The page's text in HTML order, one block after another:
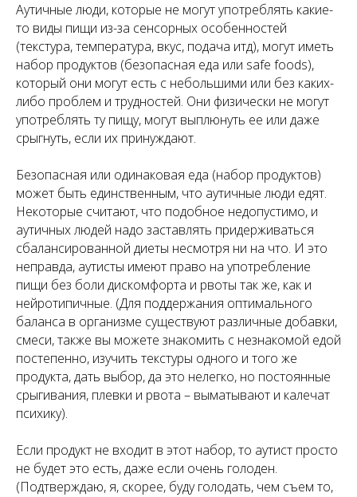
Аутичные люди, которые не могут употреблять какие-
то виды пищи из-за сенсорных особенностей
(текстура, температура, вкус, подача итд), могут иметь
набор продуктов (безопасная еда или safe foods),
который они могут есть с небольшими или без каких-
либо проблем и трудностей. Они физически не могут
употреблять ту пищу, могут выплюнуть ее или даже
срыгнуть, если их принуждают.
Безопасная или одинаковая еда (набор продуктов)
может быть единственным, что аутичные люди едят.
Некоторые считают, что подобное недопустимо, и
аутичных людей надо заставлять придерживаться
сбалансированной диеты несмотря ни на что. И это
неправда, аутисты имеют право на употребление
пищи без боли дискомфорта и рвоты так же, как и
нейротипичные. (Для поддержания оптимального
баланса в организме существуют различные добавки,
смеси, также вы можете знакомить с незнакомой едой
постепенно, изучить текстуры одного и того же
продукта, дать выбор, да это нелегко, но постоянные
срыгивания, плевки и рвота – выматывают и калечат
психику).
Если продукт не входит в этот набор, то аутист просто
не будет это есть, даже если очень голоден.
(Подтверждаю, я, скорее, буду голодать, чем съем то,